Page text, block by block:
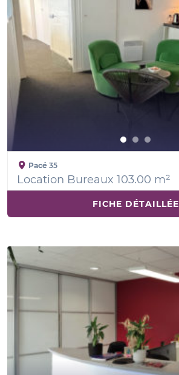
Pacé 35
Location Bureaux 103.00 m²
FICHE DÉTAILLÉE